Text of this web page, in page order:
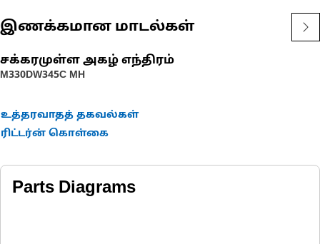
இணக்கமான மாடல்கள்
சக்கரமுள்ள அகழ் எந்திரம்
M330DW345C MH
உத்தரவாதத் தகவல்கள்
ரிட்டர்ன் கொள்கை
Parts Diagrams